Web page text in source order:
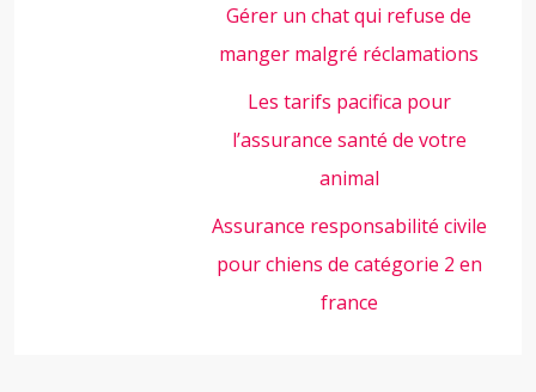
Gérer un chat qui refuse de
manger malgré réclamations
Les tarifs pacifica pour
l’assurance santé de votre
animal
Assurance responsabilité civile
pour chiens de catégorie 2 en
france